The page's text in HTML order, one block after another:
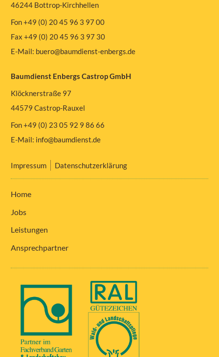
46244 Bottrop-Kirchhellen
Fon +49 (0) 20 45 96 3 97 00
Fax +49 (0) 20 45 96 3 97 30
E-Mail: buero@baumdienst-enbergs.de
Baumdienst Enbergs Castrop GmbH
Klöcknerstraße 97
44579 Castrop-Rauxel
Fon +49 (0) 23 05 92 9 86 66
E-Mail: info@baumdienst.de
Impressum Datenschutzerklärung
Home
Jobs
Leistungen
Ansprechpartner